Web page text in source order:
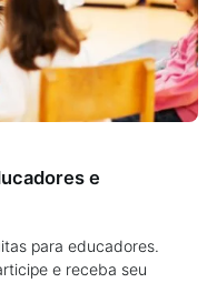
e
para educadores.
e receba seu